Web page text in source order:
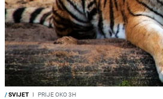
/SVIJET I PRIJE OKO 3H